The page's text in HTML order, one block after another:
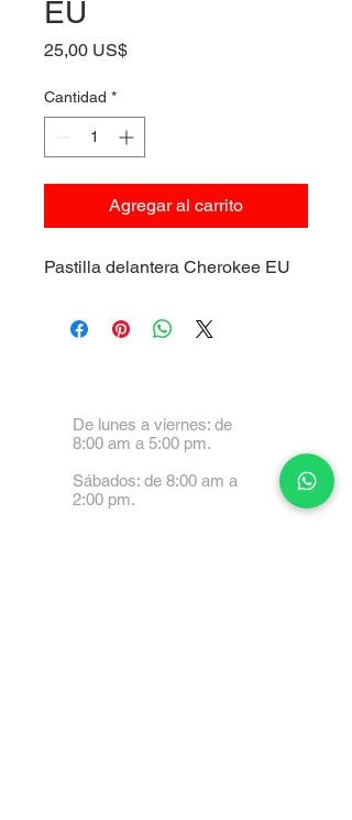
EU
25,00 US$Precio
Cantidad *
Agregar al carrito
Pastilla delantera Cherokee EU
De lunes a viernes: de
8:00 am a 5:00 pm.
Sábados: de 8:00 am a
2:00 pm.